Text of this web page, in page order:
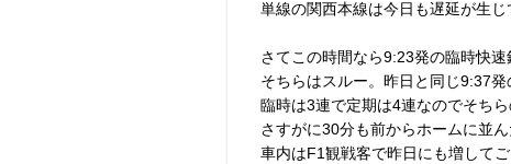
単線の関西本線は今日も遅延が生じ
さてこの時間なら9:23発の臨時快
そちらはスルー。昨日と同じ9:37発
臨時は3連で定期は4連なのでそち
さすがに30分も前からホームに並
車内はF1観戦客で昨日にも増して